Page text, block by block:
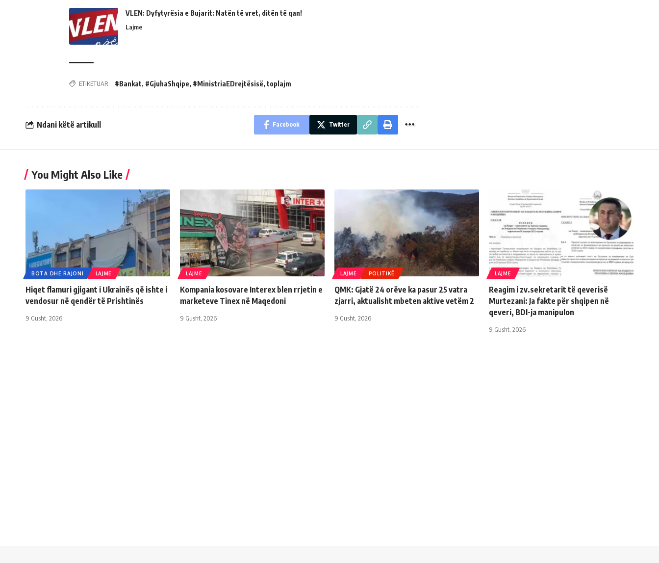
VLEN: Dyfytyrësia e Bujarit: Natën të vret, ditën të qan!
Lajme
ETIKETUAR: #Bankat, #GjuhaShqipe, #MinistriaEDrejtësisë, toplajm
Ndani këtë artikull Facebook Twitter
You Might Also Like
BOTA DHE RAJONI LAJME
Hiqet flamuri gjigant i Ukrainës që ishte i
vendosur në qendër të Prishtinës
9 Gusht, 2026
LAJME
Kompania kosovare Interex blen rrjetin e
marketeve Tinex në Maqedoni
9 Gusht, 2026
LAJME POLITIKË
QMK: Gjatë 24 orëve ka pasur 25 vatra
zjarri, aktualisht mbeten aktive vetëm 2
9 Gusht, 2026
LAJME
Reagim i zv.sekretarit të qeverisë
Murtezani: Ja fakte për shqipen në
qeveri, BDI-ja manipulon
9 Gusht, 2026